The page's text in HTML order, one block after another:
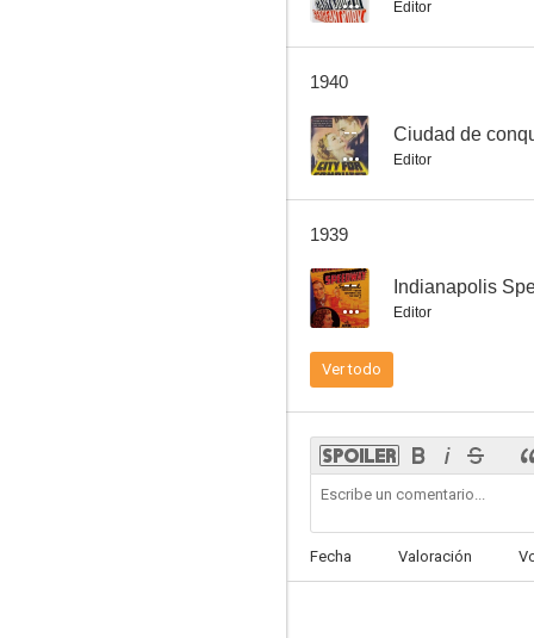
--
--
Editor
1940
-- Ciudad de
Editor
1939
-- Indianapolis
Editor
Ver todo
Fecha Valoración